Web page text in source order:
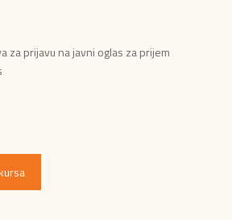
za prijavu na javni oglas za prijem